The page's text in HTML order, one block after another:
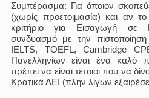
Συμπέρασμα: Για όποιον
(χωρίς προετοιμασία) και αν
κριτήριο για Εισαγωγή σε
συνδυασμό με την
IELTS, TOEFL, Cambridge
Πανελληνίων είναι ένα καλό
πρέπει να είναι τέτοιοι που να
Κρατικά ΑΕΙ (πλην λίγων